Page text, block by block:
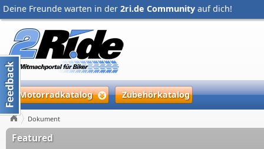
Deine Freunde warten in der 2ri.de Community auf dich!
Motorradkatalog Zubehörkatalog
Dokument
Featured